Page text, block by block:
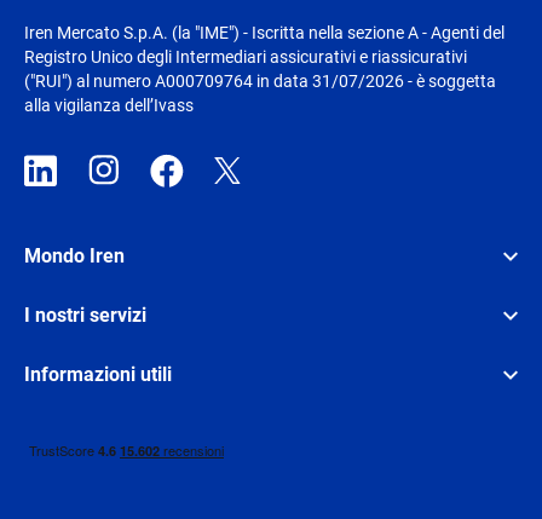
Iren Mercato S.p.A. (la "IME") - Iscritta nella sezione A - Agenti del
Registro Unico degli Intermediari assicurativi e riassicurativi
("RUI") al numero A000709764 in data 31/07/2026 - è soggetta
alla vigilanza dell’Ivass
Mondo Iren
I nostri servizi
Informazioni utili